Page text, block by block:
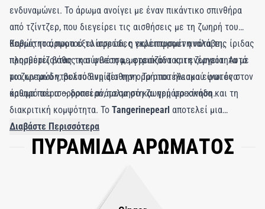
ενδυναμώνει. Το άρωμα ανοίγει με έναν πικάντικο σπινθήρα
από τζίντζερ, που διεγείρει τις αισθήσεις με τη ζωηρή του
θερμότητα, προτού το αφρώδες γκρέιπφρουτ αναλάβει,
πλημμυρίζοντας τη σύνθεση με φρεσκάδα και ενέργεια. Αυτό
το ζωντανό ντουέτο θυμίζει την ορμή του ηλιακού φωτός στον
καθαρό αέρα — δροσερό, τολμηρό και γεμάτο κίνηση.
Καθώς το άρωμα εξελίσσεται, η εκλεπτυσμένη νότα της ίριδας
προσθέτει βάθος και φινέτσα, μετριάζοντας τη ζωηρότητα με
μια κρεμώδη, βελούδινη αίσθηση. Το αποτέλεσμα είναι ένα
άρωμα που ισορροπεί ανάμεσα στη ζωηρή φρεσκάδα και τη
διακριτική κομψότητα. Το Tangerinepearl αποτελεί μια
σύγχρονη έκφραση αισιοδοξίας και δυναμισμού — την ιδανική
καθημερινή υπογραφή για όσους ζουν με ενέργεια,
Διαβάστε Περισσότερα
ΠΥΡΑΜΙΔΑ ΑΡΩΜΑΤΟΣ